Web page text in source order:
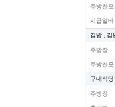
주방찬모
시급알바
김밥 , 김
주방장
주방찬모
구내식
주방장